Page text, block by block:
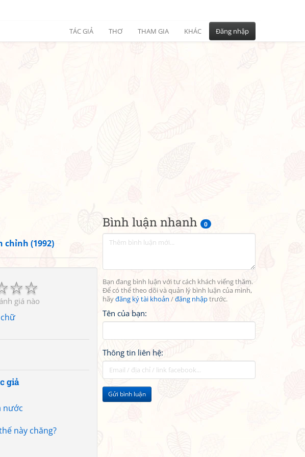
TÁC GIẢ THƠ THAM GIA KHÁC Đăng nhập
Bình luận nhanh 0
Bạn đang bình luận với tư cách khách viếng thăm.
Để có thể theo dõi và quản lý bình luận của mình,
hãyđăng ký tài khoản /đăng nhậptrước.
Tên của bạn:
Thông tin liên hệ:
Gửi bình luận
chỉnh (1992)
☆
☆
giá nào
giả
nước
này chăng?